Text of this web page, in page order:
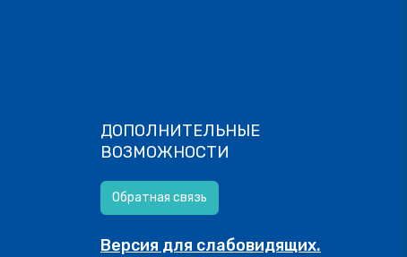
ДОПОЛНИТЕЛЬНЫЕ
ВОЗМОЖНОСТИ
Обратная связь
Версия для слабовидящих.